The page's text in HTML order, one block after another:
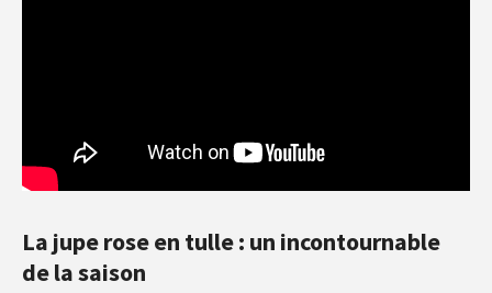
La jupe rose en tulle : un incontournable
de la saison